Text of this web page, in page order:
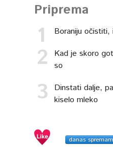
Priprema
Boraniju
Kad je skoro
so
Dinstati dalje,
kiselo mleko
danas